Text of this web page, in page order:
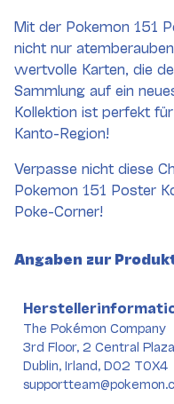
Mit der Pokemon 151
nicht nur
wertvolle Karten, die
Sammlung auf ein
Kollektion ist perfekt
Kanto-Region!
Verpasse nicht diese
Pokemon 151 Poster
Poke-Corner!
Angaben zur
The Pokémon Company
3rd Floor, 2 Central
Dublin, Irland, D02 T0X4